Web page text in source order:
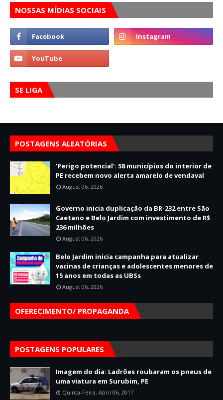
NOSSAS MÍDIAS SOCIAIS
SE LIGA
POSTAGENS ALEATÓRIAS
'Perigo potencial': 58 municípios do interior de
PE recebem novo alerta amarelo de vendaval
August 06, 2026
Governo inicia duplicação da BR-232 entre São
Caetano e Belo Jardim com investimento de R$
236 milhões
August 06, 2026
Belo Jardim inicia campanha para atualizar
vacinas de crianças e adolescentes menores de
15 anos em todas as UBSs
August 06, 2026
OFERECIMENTO/ PROPAGANDA
POSTAGENS POPULARES
Imagem do dia: Ladrões roubaram os pneus de
uma viatura em Surubim, PE
Quinta-Feira, Abril 06, 2017